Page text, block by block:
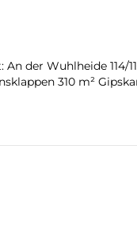
der Wuhlheide
310 m²